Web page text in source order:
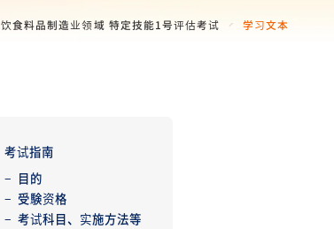
饮食料品制造业领域 特定技能1号评估考试 学习文本
考试指南
目的
受験资格
考试科目、实施方法等